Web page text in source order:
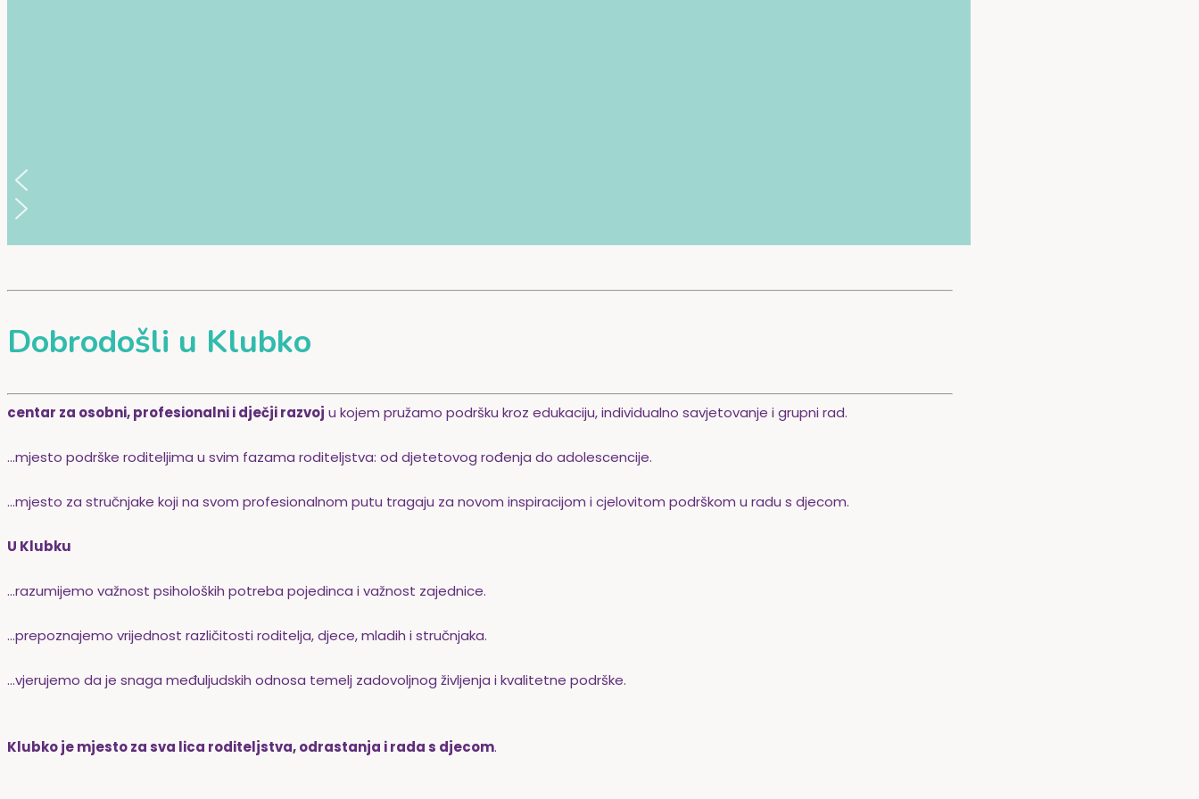
Dobrodošli u Klubko
centar za osobni, profesionalni i dječji razvoj u kojem pružamo podršku kroz edukaciju, individualno savjetovanje i grupni rad.
...mjesto podrške roditeljima u svim fazama roditeljstva: od djetetovog rođenja do adolescencije.
...mjesto za stručnjake koji na svom profesionalnom putu tragaju za novom inspiracijom i cjelovitom podrškom u radu s djecom.
U Klubku
...razumijemo važnost psiholoških potreba pojedinca i važnost zajednice.
...prepoznajemo vrijednost različitosti roditelja, djece, mladih i stručnjaka.
...vjerujemo da je snaga međuljudskih odnosa temelj zadovoljnog življenja i kvalitetne podrške.
Klubko je mjesto za sva lica roditeljstva, odrastanja i rada s djecom.